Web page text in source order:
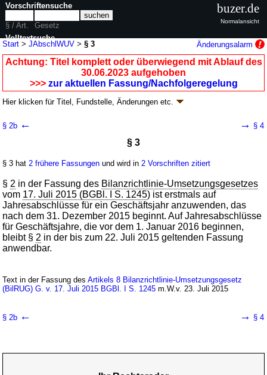
Start >JAbschlWUV >§ 3 Änderungsalarm
Achtung: Titel komplett oder überwiegend mit Ablauf des
30.06.2023 aufgehoben
>>> zur aktuellen Fassung/Nachfolgeregelung
Hier klicken fürTitel, Fundstelle, Änderungen etc.
Gliederung des Jahresabschlusses von
Wohnungsunternehmen (JAbschlWUV
V. v. 22.09.1970 BGBl. I S. 1334 ; aufgehoben durch§ 7V. v. 14.06.2023
Geltung ab 26.09.1970; FNA: 4141-13Gliederung des Jahresabschlusses
6 weitere Fassungen | wird in 7 Vorschriften zitiert
§ 2b ← → § 4
§ 3
§ 3 hat 2 frühere Fassungen und wird in 2 Vorschriften zitiert
§ 2 in der Fassung des Bilanzrichtlinie-Umsetzungsgesetzes
vom 17. Juli 2015 (BGBl. I S. 1245) ist erstmals auf
Jahresabschlüsse für ein Geschäftsjahr anzuwenden, das
nach dem 31. Dezember 2015 beginnt. Auf Jahresabschlüsse
für Geschäftsjahre, die vor dem 1. Januar 2016 beginnen,
bleibt § 2 in der bis zum 22. Juli 2015 geltenden Fassung
anwendbar.
Text in der Fassung desArtikels 8 Bilanzrichtlinie-Umsetzungsgesetz
(BilRUG) G. v. 17. Juli 2015 BGBl. I S. 1245 m.W.v. 23. Juli 2015
§ 2b ← → § 4
Vorschriftensuche
§ / Art.
Gesetz
Volltextsuche
nur in JAbschlWUV
buzer.de
Normalansicht